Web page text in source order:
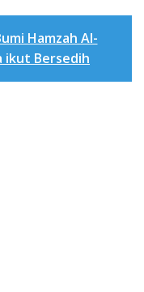
Hamzah Al-
ikut Bersedih